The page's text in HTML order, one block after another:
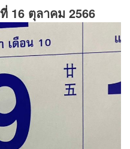
16 ตุลาคม 2566